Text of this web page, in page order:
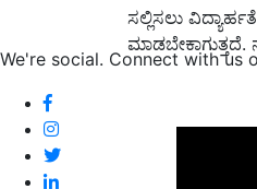
We're social. Connect with us
ಸಲ್ಲಿಸಲು